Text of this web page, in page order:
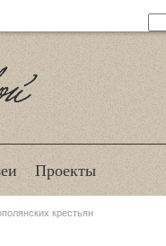
Проекты
крестьян